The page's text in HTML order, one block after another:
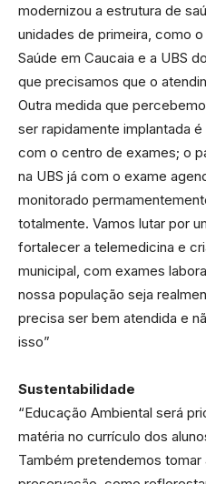
modernizou a estrutura de
unidades de primeira, como
Saúde em Caucaia e a UBS
que precisamos que o
Outra medida que
ser rapidamente implantada
com o centro de exames; o
na UBS já com o exame
monitorado
totalmente. Vamos lutar por
fortalecer a telemedicina e
municipal, com exames
nossa população seja
precisa ser bem atendida e
isso”
Sustentabilidade
“Educação Ambiental será
matéria no currículo dos
Também pretendemos